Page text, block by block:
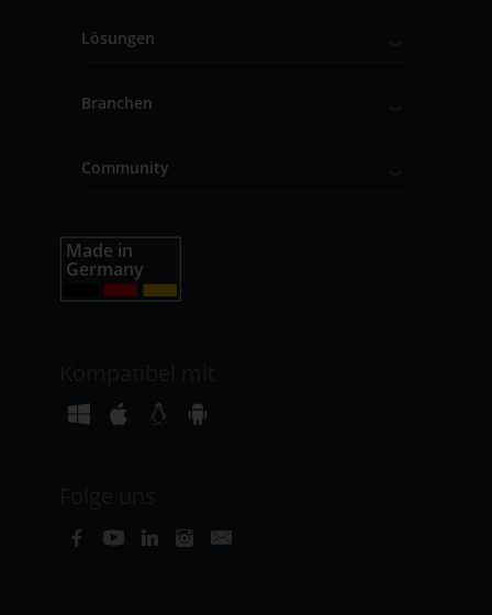
Lösungen
Branchen
Community